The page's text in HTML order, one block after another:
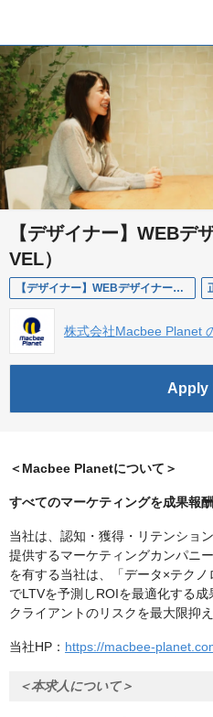
【デザイナー】WEBデ
VEL）
【デザイナー】WEBデザイナー（株式会社MAVEL）
株式会社Macbee Planet
Apply
＜Macbee Planetについて＞
すべてのマーケティングを成果報
当社は、認知・獲得・リテンショ
提供するマーケティングカンパニ
を有する当社は、「データ×テク
でLTVを予測しROIを最適化する成
クライアントのリスクを最大限抑
当社HP： https://macbee-
＜本求人について＞